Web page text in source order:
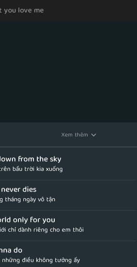
you love me
Xem thêm
from the sky
bầu trời kia xuống
dies
tháng ngày vô tận
only for you
chỉ dành riêng cho em thôi
do
điều không tưởng ấy